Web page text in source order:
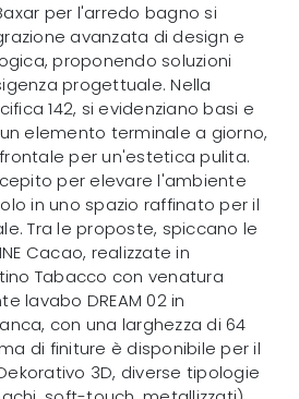
per l'arredo bagno si
avanzata di design e
proponendo soluzioni
progettuale. Nella
142, si evidenziano basi e
elemento terminale a giorno,
per un'estetica pulita.
per elevare l'ambiente
in uno spazio raffinato per il
Tra le proposte, spiccano le
Cacao, realizzate in
Tabacco con venatura
lavabo DREAM 02 in
con una larghezza di 64
di finiture è disponibile per il
3D, diverse tipologie